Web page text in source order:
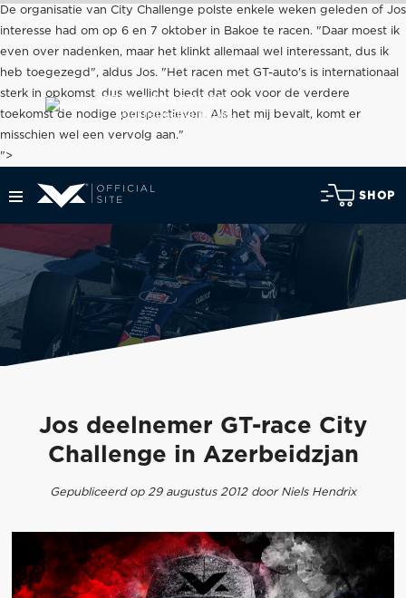
De organisatie van City Challenge polste enkele weken geleden of Jos
interesse had om op 6 en 7 oktober in Bakoe te racen. "Daar moest ik
even over nadenken, maar het klinkt allemaal wel interessant, dus ik
heb toegezegd", aldus Jos. "Het racen met GT-auto's is internationaal
sterk in opkomst, dus wellicht biedt dat ook voor de verdere
toekomst de nodige perspectieven. Als het mij bevalt, komt er
misschien wel een vervolg aan."
">
SHOP
SCROLL NAAR BENEDEN
voor het laatste nieuws
Jos deelnemer GT-race City
Challenge in Azerbeidzjan
Gepubliceerd op 29 augustus 2012 door Niels Hendrix